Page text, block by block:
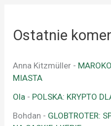
Ostatnie
Anna Kitzmüller -
MIASTA
Ola - POLSKA: KRYPTO
Bohdan - GLOBTROTER: